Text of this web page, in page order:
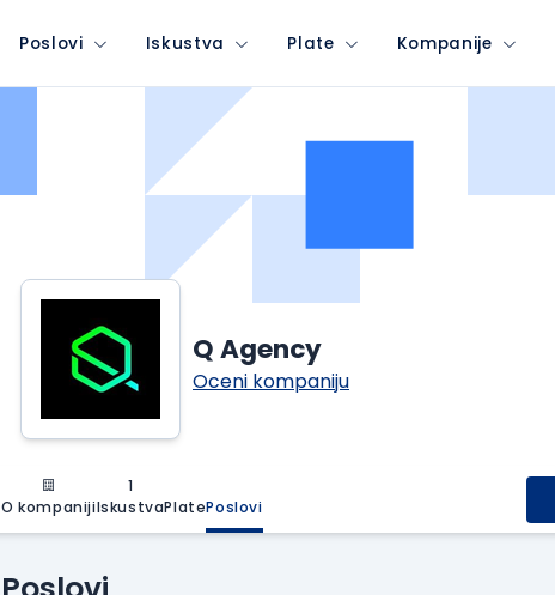
Poslovi Iskustva Plate Kompanije
Q Agency
Oceni kompaniju
O kompaniji
1
IskustvaPlatePoslovi